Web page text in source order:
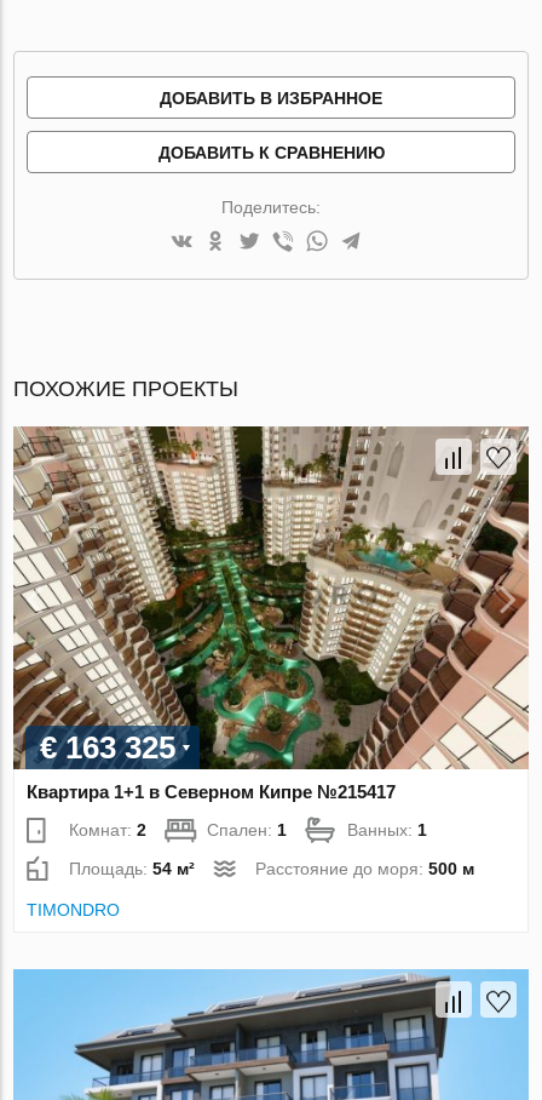
ДОБАВИТЬ В ИЗБРАННОЕ
ДОБАВИТЬ К СРАВНЕНИЮ
Поделитесь:
ПОХОЖИЕ ПРОЕКТЫ
€ 163 325
Квартира 1+1 в Северном Кипре №215417
Комнат:2 Спален:1 Ванных:1
Площадь:54 м² Расстояние до моря:500 м
TIMONDRO